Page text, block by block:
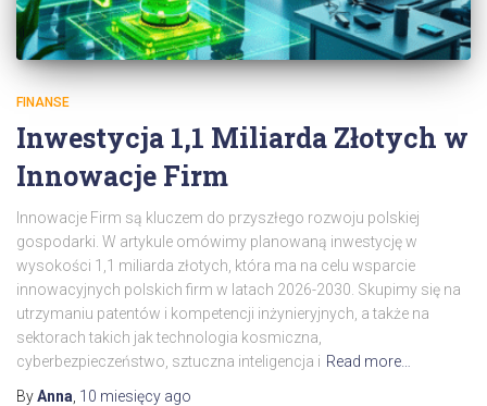
FINANSE
Inwestycja 1,1 Miliarda Złotych w
Innowacje Firm
Innowacje Firm są kluczem do przyszłego rozwoju polskiej
gospodarki. W artykule omówimy planowaną inwestycję w
wysokości 1,1 miliarda złotych, która ma na celu wsparcie
innowacyjnych polskich firm w latach 2026-2030. Skupimy się na
utrzymaniu patentów i kompetencji inżynieryjnych, a także na
sektorach takich jak technologia kosmiczna,
cyberbezpieczeństwo, sztuczna inteligencja i Read more…
ByAnna 10 miesięcy ago